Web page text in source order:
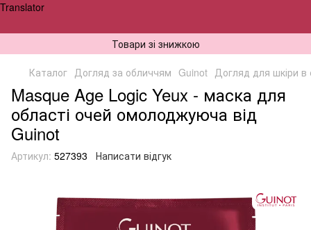
Товари зі знижкою
Каталог Догляд за обличчям Guinot Догляд для шкіри в
Masque Age Logic Yeux - маска для
області очей омолоджуюча від
Guinot
Артикул: 527393 Написати відгук
Translator